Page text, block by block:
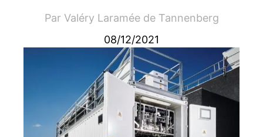
Par Valéry Laramée de Tannenberg
08/12/2021